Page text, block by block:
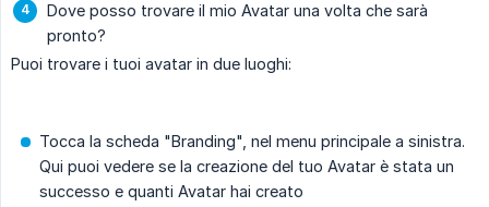
Dove posso trovare il mio Avatar una volta che sarà
pronto?
Puoi trovare i tuoi avatar in due luoghi:
Tocca la scheda "Branding", nel menu principale a sinistra.
Qui puoi vedere se la creazione del tuo Avatar è stata un
successo e quanti Avatar hai creato